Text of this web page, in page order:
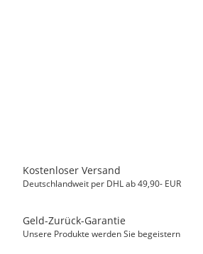
Kostenloser Versand
Deutschlandweit per DHL ab 49,90- EUR
Geld-Zurück-Garantie
Unsere Produkte werden Sie begeistern